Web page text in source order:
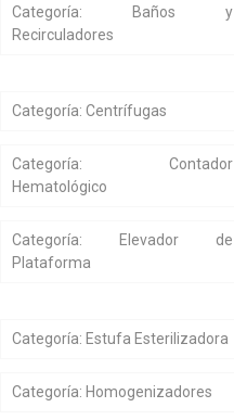
Categoría: Baños y
Recirculadores
Categoría: Centrífugas
Categoría: Contador
Hematológico
Categoría: Elevador de
Plataforma
Categoría: Estufa Esterilizadora
Categoría: Homogenizadores